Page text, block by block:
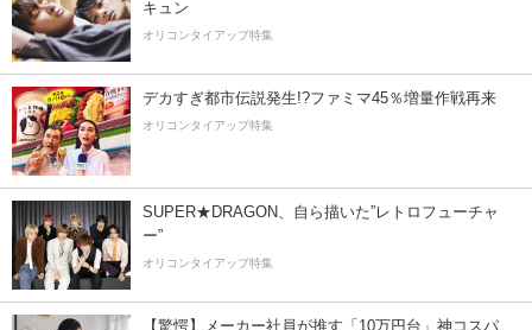
キュン
オリコンタイアップ特集
デカすぎ都市伝説発生!?ファミマ45％増量作戦再来
オリコンタイアップ特集
SUPER★DRAGON、自ら描いた”レトロフューチャ
ー”
オリコンタイアップ特集
【驚愕】メーカー社員が推す「10万円台」神コスパ